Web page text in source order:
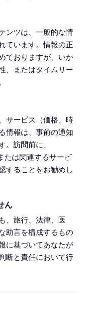
ンツは、一般的な情
ています。情報の正
ておりますが、いか
、またはタイムリー
サービス（価格、時
情報は、事前の通知
。訪問前に、
は関連するサービ
することをお勧めし
ん
、旅行、法律、医
助言を構成するもの
に基づいてあなたが
断と責任において行